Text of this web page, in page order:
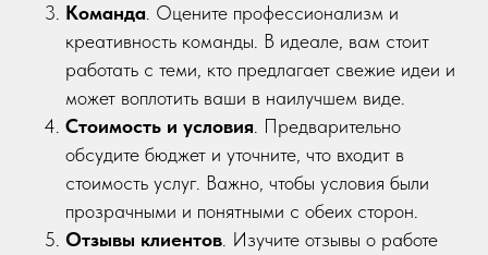
Команда . Оцените профессионализм и
креативность команды. В идеале, вам стоит
работать с теми, кто предлагает свежие идеи и
может воплотить ваши в наилучшем виде.
Стоимость и условия . Предварительно
обсудите бюджет и уточните, что входит в
стоимость услуг. Важно, чтобы условия были
прозрачными и понятными с обеих сторон.
Отзывы клиентов . Изучите отзывы о работе